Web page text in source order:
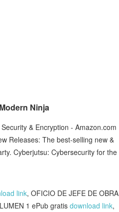
Ninja
& Encryption - Amazon.com
Releases: The best-selling new &
Cyberjutsu: Cybersecurity for the
link, OFICIO DE JEFE DE OBRA
1 ePub gratisdownload link,